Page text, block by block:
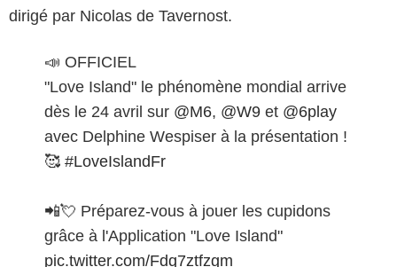
dirigé par Nicolas de Tavernost.
📣 OFFICIEL
"Love Island" le phénomène mondial arrive
dès le 24 avril sur @M6, @W9 et @6play
avec Delphine Wespiser à la présentation !
🥰 #LoveIslandFr
📲💘 Préparez-vous à jouer les cupidons
grâce à l'Application "Love Island"
pic.twitter.com/Fdq7ztfzgm